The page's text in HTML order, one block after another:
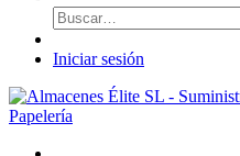
Iniciar sesión